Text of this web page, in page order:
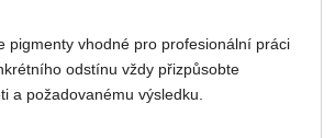
pigmenty vhodné pro profesionální práci
odstínu vždy přizpůsobte
a požadovanému výsledku.